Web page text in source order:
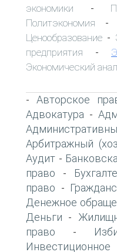
экономики -
Политэкономия -
Ценообразование -
предприятия -
Экономический
-Авторское
Адвокатура -
Арбитражный
Аудит -
право -
право -
Денежное
Деньги -
право -